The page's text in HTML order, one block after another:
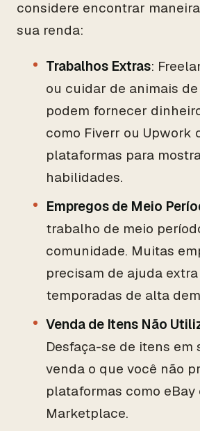
considere encontrar
sua renda:
Trabalhos Extras:
ou cuidar de animais
podem fornecer
como Fiverr ou Upwork
plataformas para
habilidades.
Empregos de Meio
trabalho de meio
comunidade. Muitas
precisam de ajuda
temporadas de alta
Venda de Itens Não
Desfaça-se de itens em
venda o que você não
plataformas como eBay
Marketplace.